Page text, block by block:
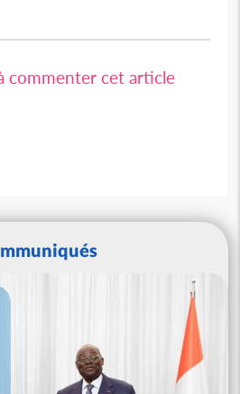
commenter cet article